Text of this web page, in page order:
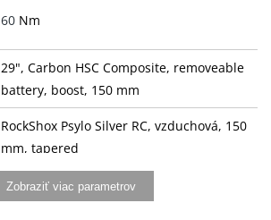
60 Nm
29", Carbon HSC Composite, removeable
battery, boost, 150 mm
RockShox Psylo Silver RC, vzduchová, 150
mm, tapered
RockShox Deluxe Select, vzduchový, 150
mm, 205×65 mm
Zobraziť viac parametrov